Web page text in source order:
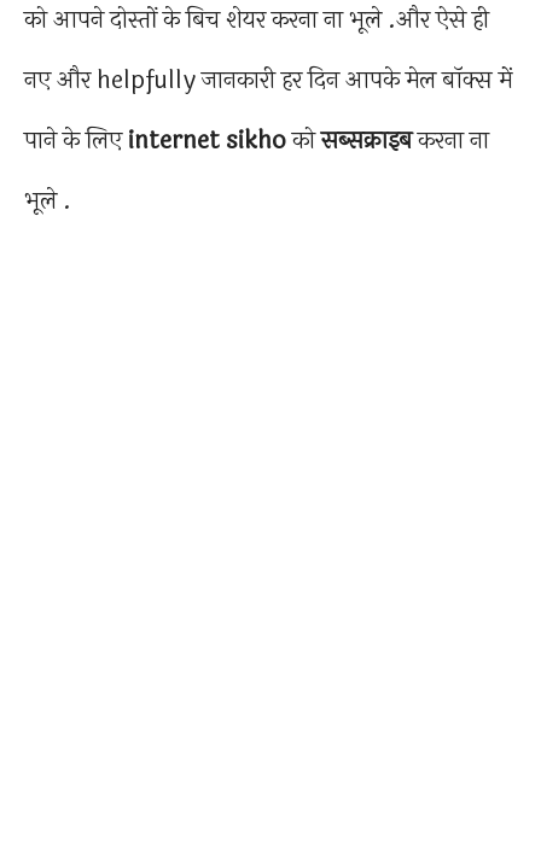
को आपने दोस्तों के बिच शेयर करना ना भूले .और ऐसे ही
नए और helpfully जानकारी हर दिन आपके मेल बॉक्स में
पाने के लिएinternet sikhoकोसब्सक्राइबकरना ना
भूले .